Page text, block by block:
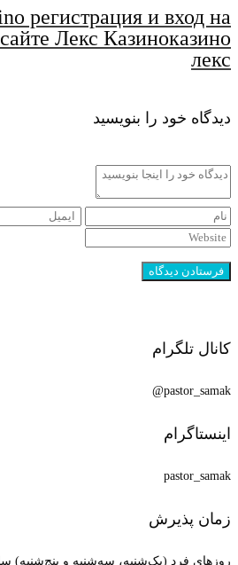
регистрация и вход на
Лекс Казиноказино
лекс
دیدگاه خود را بنویسید
کانال تلگرام
pastor_samak@
اینستاگرام
pastor_samak
زمان پذیرش
روزهای فرد (یک‌شنبه، سه‌شنبه و پنج‌شنبه) ساعت 15:00 الی